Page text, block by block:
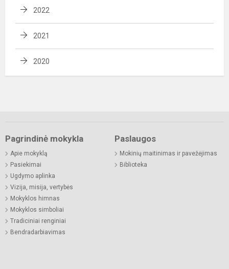
2022
2021
2020
Pagrindinė mokykla
Apie mokyklą
Pasiekimai
Ugdymo aplinka
Vizija, misija, vertybės
Mokyklos himnas
Mokyklos simboliai
Tradiciniai renginiai
Bendradarbiavimas
Paslaugos
Mokinių maitinimas ir pavežėjimas
Biblioteka